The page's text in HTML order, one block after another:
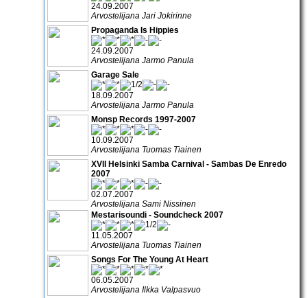
24.09.2007
Arvostelijana Jari Jokirinne
Propaganda Is Hippies
24.09.2007
Arvostelijana Jarmo Panula
Garage Sale
18.09.2007
Arvostelijana Jarmo Panula
Monsp Records 1997-2007
10.09.2007
Arvostelijana Tuomas Tiainen
XVII Helsinki Samba Carnival - Sambas De Enredo
2007
02.07.2007
Arvostelijana Sami Nissinen
Mestarisoundi - Soundcheck 2007
11.05.2007
Arvostelijana Tuomas Tiainen
Songs For The Young At Heart
06.05.2007
Arvostelijana Ilkka Valpasvuo